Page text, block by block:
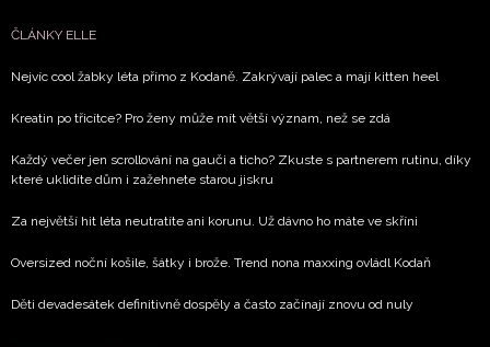
ČLÁNKY ELLE
Nejvíc cool žabky léta přímo z Kodaně. Zakrývají palec a mají kitten heel
Kreatin po třicítce? Pro ženy může mít větší význam, než se zdá
Každý večer jen scrollování na gauči a ticho? Zkuste s partnerem rutinu, díky
které uklidíte dům i zažehnete starou jiskru
Za největší hit léta neutratíte ani korunu. Už dávno ho máte ve skříni
Oversized noční košile, šátky i brože. Trend nona maxxing ovládl Kodaň
Děti devadesátek definitivně dospěly a často začínají znovu od nuly